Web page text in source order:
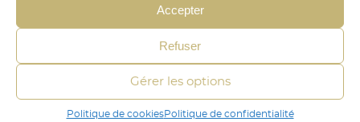
Identifier les appareils à partir des informations
demandées explicitement.
Assurer la sécurité, prévenir et
Accepter
Refuser
Gérer les options
Politique de cookiesPolitique de confidentialité
06 30 45 54 64
Envoyer un mail
STÉPHANIE FERANDEZ